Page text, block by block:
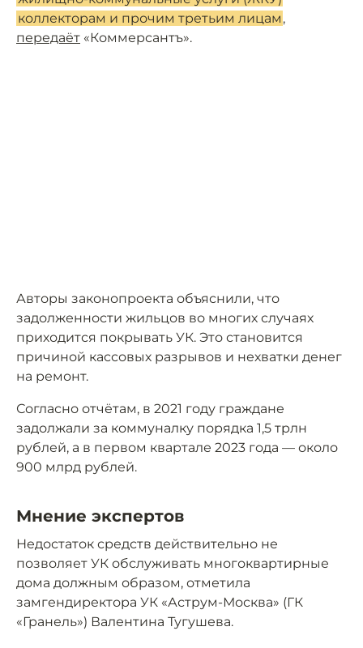
коллекторам и прочим третьим лицам ,
передаёт «Коммерсантъ».
Авторы законопроекта объяснили, что
задолженности жильцов во многих случаях
приходится покрывать УК. Это становится
причиной кассовых разрывов и нехватки денег
на ремонт.
Согласно отчётам, в 2021 году граждане
задолжали за коммуналку порядка 1,5 трлн
рублей, а в первом квартале 2023 года — около
900 млрд рублей.
Мнение экспертов
Недостаток средств действительно не
позволяет УК обслуживать многоквартирные
дома должным образом, отметила
замгендиректора УК «Аструм-Москва» (ГК
«Гранель») Валентина Тугушева.